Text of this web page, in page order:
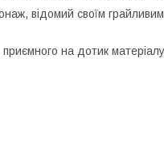
відомий своїм
приємного на дотик